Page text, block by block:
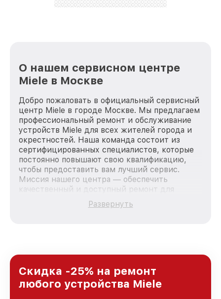
О нашем сервисном центре
Miele в Москве
Добро пожаловать в официальный сервисный
центр Miele в городе Москве. Мы предлагаем
профессиональный ремонт и обслуживание
устройств Miele для всех жителей города и
окрестностей. Наша команда состоит из
сертифицированных специалистов, которые
постоянно повышают свою квалификацию,
чтобы предоставить вам лучший сервис.
Миссия нашего центра — обеспечить
качественный и доступный ремонт для
каждого пользователя продукции Miele, вне
зависимости от сложности поломки. Мы
и лояльности наших клиентов.
Развернуть
Скидка -25% на ремонт
любого устройства Miele